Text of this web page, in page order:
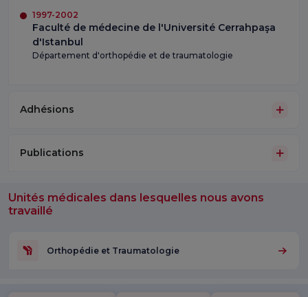
1997-2002
Faculté de médecine de l'Université Cerrahpaşa
d'Istanbul
Département d'orthopédie et de traumatologie
Adhésions
Publications
Unités médicales dans lesquelles nous avons
travaillé
Orthopédie et Traumatologie